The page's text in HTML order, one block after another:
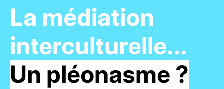
La médiation
interculturelle…
Un pléonasme ?